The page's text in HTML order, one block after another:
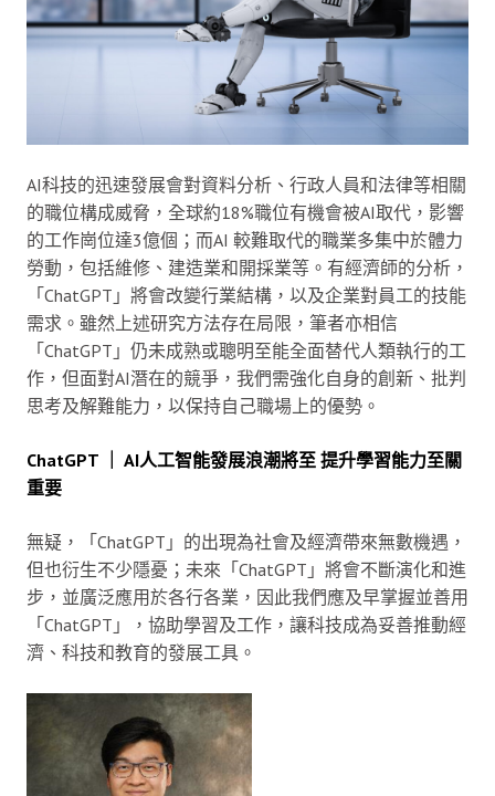
AI科技的迅速發展會對資料分析、行政人員和法律等相關
的職位構成威脅，全球約18%職位有機會被AI取代，影響
的工作崗位達3億個；而AI 較難取代的職業多集中於體力
勞動，包括維修、建造業和開採業等。有經濟師的分析，
「ChatGPT」將會改變行業結構，以及企業對員工的技能
需求。雖然上述研究方法存在局限，筆者亦相信
「ChatGPT」仍未成熟或聰明至能全面替代人類執行的工
作，但面對AI潛在的競爭，我們需強化自身的創新、批判
思考及解難能力，以保持自己職場上的優勢。
ChatGPT ｜ AI人工智能發展浪潮將至 提升學習能力至關
重要
無疑，「ChatGPT」的出現為社會及經濟帶來無數機遇，
但也衍生不少隱憂；未來「ChatGPT」將會不斷演化和進
步，並廣泛應用於各行各業，因此我們應及早掌握並善用
「ChatGPT」，協助學習及工作，讓科技成為妥善推動經
濟、科技和教育的發展工具。